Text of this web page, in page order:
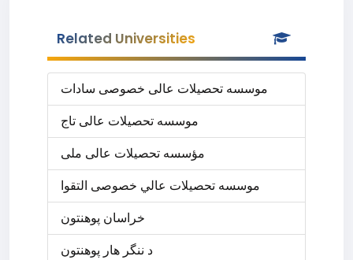
Related Universities
موسسه تحصیلات عالی خصوصی سادات
موسسه تحصیلات عالی تاج
مؤسسه تحصیلات عالی ملی
موسسه تحصيلات عالي خصوصی التقوا
د ننگر ھار پوھنتون